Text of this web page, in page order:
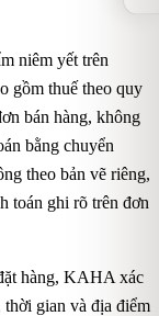
niêm yết trên
gồm thuế theo quy
bán hàng, không
bằng chuyển
theo bản vẽ riêng,
toán ghi rõ trên đơn
hàng, KAHA xác
thời gian và địa điểm